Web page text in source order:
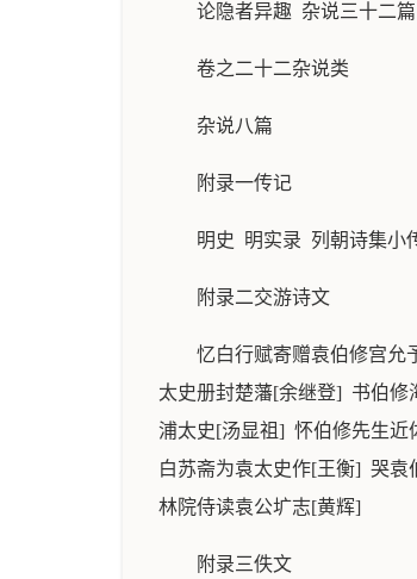
论隐者异趣 杂说三十二篇
卷之二十二杂说类
杂说八篇
附录一传记
明史 明实录 列朝诗集小
附录二交游诗文
忆白行赋寄赠袁伯修宫允
太史册封楚藩[余继登] 书伯
浦太史[汤显祖] 怀伯修先生
白苏斋为袁太史作[王衡] 哭
林院侍读袁公圹志[黄辉]
附录三佚文